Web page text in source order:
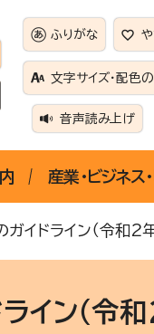
ふりがな
文字サイズ・配色
音声読み上げ
産業・ビジネス
イドライン（令和2
イン（令和